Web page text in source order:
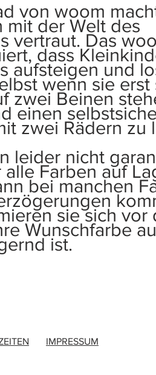
von woom
mit der Welt des
vertraut. Das
dass
aufsteigen und
wenn sie erst
zwei Beinen
einen
zwei Rädern zu
leider nicht
alle Farben auf
bei manchen
sie sich vor
Wunschfarbe
ist.
IMPRESSUM